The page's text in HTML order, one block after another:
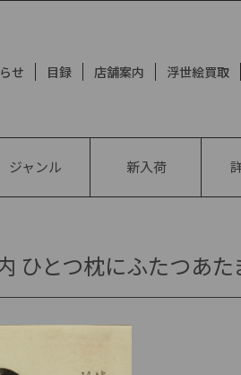
せ 目録 店舗案内 浮世絵買取
ジャンル 新入荷
ひとつ枕にふたつあた